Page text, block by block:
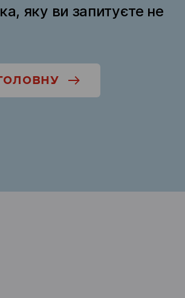
яку ви запитуєте не